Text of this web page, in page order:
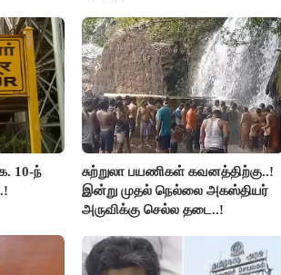
10-ந்
சுற்றுலா பயணிகள் கவனத்திற்கு..!
இன்று முதல் நெல்லை அகஸ்தியர்
அருவிக்கு செல்ல தடை..!